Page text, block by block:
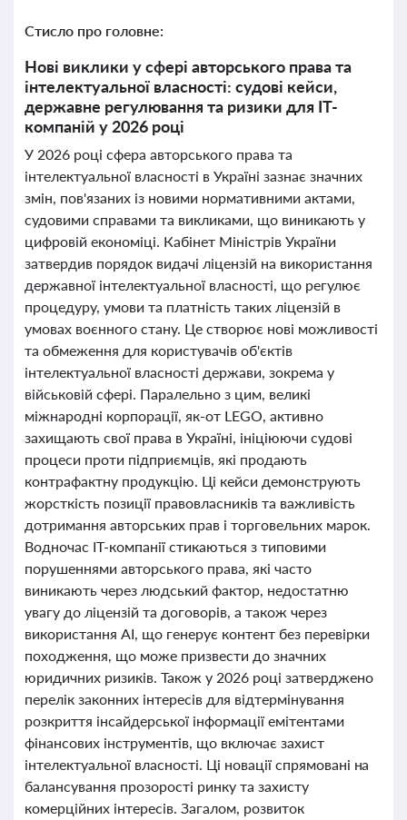
Стисло про головне:
Нові виклики у сфері авторського права та
інтелектуальної власності: судові кейси,
державне регулювання та ризики для IT-
компаній у 2026 році
У 2026 році сфера авторського права та
інтелектуальної власності в Україні зазнає значних
змін, пов'язаних із новими нормативними актами,
судовими справами та викликами, що виникають у
цифровій економіці. Кабінет Міністрів України
затвердив порядок видачі ліцензій на використання
державної інтелектуальної власності, що регулює
процедуру, умови та платність таких ліцензій в
умовах воєнного стану. Це створює нові можливості
та обмеження для користувачів об'єктів
інтелектуальної власності держави, зокрема у
військовій сфері. Паралельно з цим, великі
міжнародні корпорації, як-от LEGO, активно
захищають свої права в Україні, ініціюючи судові
процеси проти підприємців, які продають
контрафактну продукцію. Ці кейси демонструють
жорсткість позиції правовласників та важливість
дотримання авторських прав і торговельних марок.
Водночас ІТ-компанії стикаються з типовими
порушеннями авторського права, які часто
виникають через людський фактор, недостатню
увагу до ліцензій та договорів, а також через
використання AI, що генерує контент без перевірки
походження, що може призвести до значних
юридичних ризиків. Також у 2026 році затверджено
перелік законних інтересів для відтермінування
розкриття інсайдерської інформації емітентами
фінансових інструментів, що включає захист
інтелектуальної власності. Ці новації спрямовані на
балансування прозорості ринку та захисту
комерційних інтересів. Загалом, розвиток